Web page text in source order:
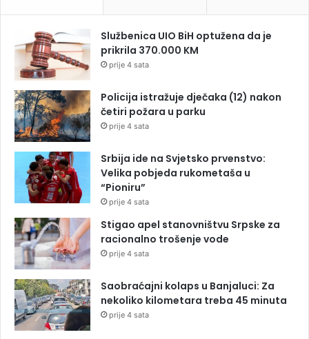
Službenica UIO BiH optužena da je
prikrila 370.000 KM
prije 4 sata
Policija istražuje dječaka (12) nakon
četiri požara u parku
prije 4 sata
Srbija ide na Svjetsko prvenstvo:
Velika pobjeda rukometaša u
“Pioniru”
prije 4 sata
Stigao apel stanovništvu Srpske za
racionalno trošenje vode
prije 4 sata
Saobraćajni kolaps u Banjaluci: Za
nekoliko kilometara treba 45 minuta
prije 4 sata